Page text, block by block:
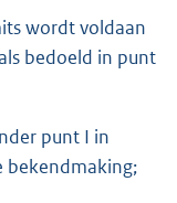
wordt voldaan
bedoeld in punt
punt I in
bekendmaking;